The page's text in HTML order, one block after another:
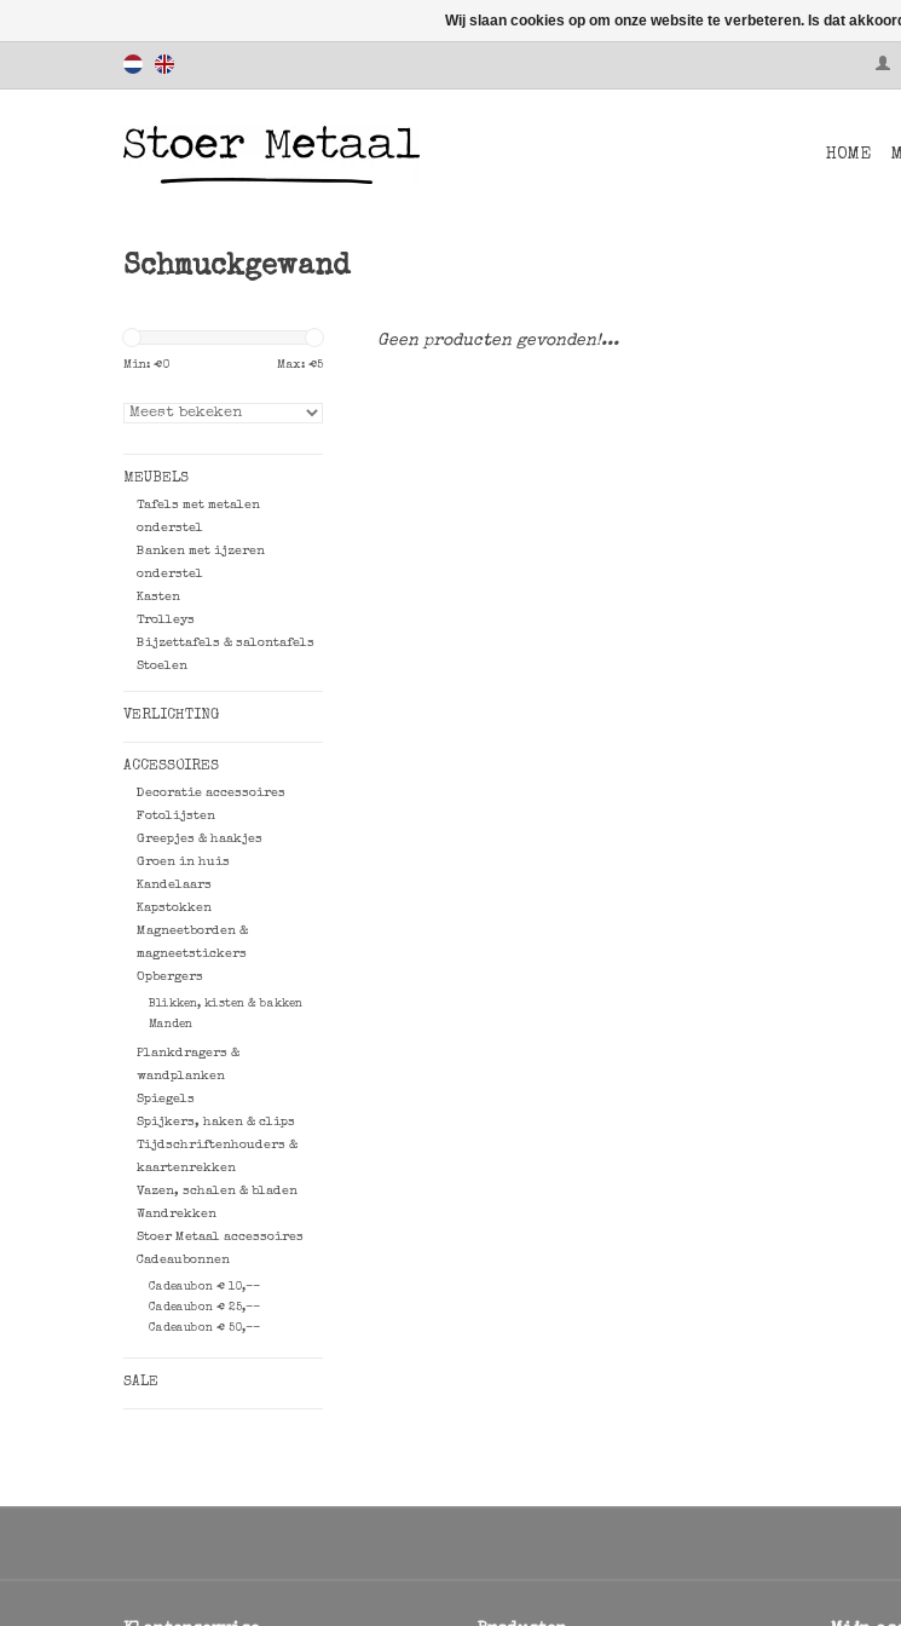
HOME
Schmuckgewand
Min: €0 Max: €5
MEUBELS
Tafels met metalen
onderstel
Banken met ijzeren
onderstel
Kasten
Trolleys
Bijzettafels & salontafels
Stoelen
VERLICHTING
ACCESSOIRES
Decoratie accessoires
Fotolijsten
Greepjes & haakjes
Groen in huis
Kandelaars
Kapstokken
Magneetborden &
magneetstickers
Opbergers
Blikken, kisten & bakken
Manden
Plankdragers &
wandplanken
Spiegels
Spijkers, haken & clips
Tijdschriftenhouders &
kaartenrekken
Vazen, schalen & bladen
Wandrekken
Stoer Metaal accessoires
Cadeaubonnen
Cadeaubon € 10,--
Cadeaubon € 25,--
Cadeaubon € 50,--
SALE
Geen producten gevonden!...
Wij slaan cookies op om onze website te verbeteren. Is dat